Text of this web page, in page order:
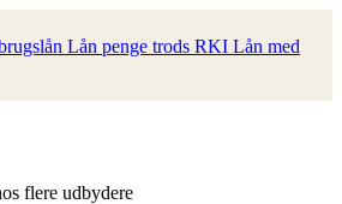
Lån penge trods RKI Lån med
flere udbydere